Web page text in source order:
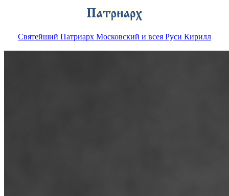
Святейший Патриарх Московский и всея Руси Кирилл